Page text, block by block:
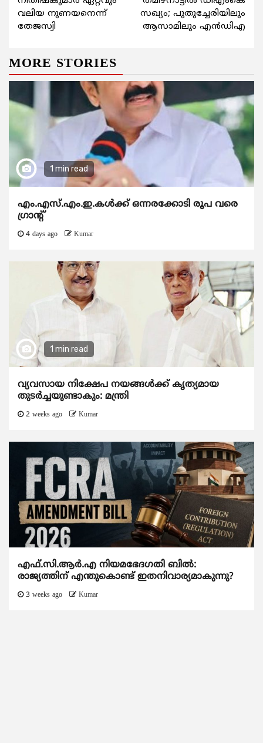
Reading
വലിയ നുണയനെന്ന്
തേജസ്വി
സഖ്യം; പുതുച്ചേരിയിലും
ആസാമിലും എന്‍ഡിഎ
MORE STORIES
1 min read
എം.എസ്.എം.ഇ.കൾക്ക് ഒന്നരക്കോടി രൂപ വരെ
ഗ്രാന്റ്
4 days ago Kumar
1 min read
വ്യവസായ നിക്ഷേപ നയങ്ങള്‍ക്ക് കൃത്യമായ
തുടര്‍ച്ചയുണ്ടാകും: മന്ത്രി
2 weeks ago Kumar
എഫ്.സി.ആര്‍.എ നിയമഭേദഗതി ബില്‍:
രാജ്യത്തിന് എന്തുകൊണ്ട് ഇതനിവാര്യമാകുന്നു?
3 weeks ago Kumar